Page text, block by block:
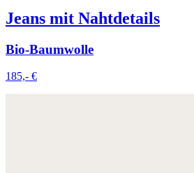
Jeans mit Nahtdetails
Bio-Baumwolle
185,- €